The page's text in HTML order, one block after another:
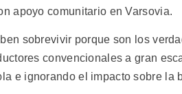
apoyo comunitario en Varsovia.
sobrevivir porque son los
convencionales a gran
e ignorando el impacto sobre la